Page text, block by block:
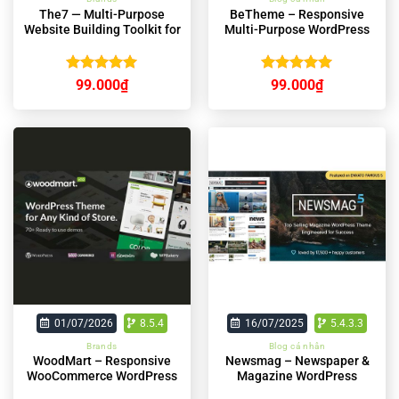
The7 — Multi-Purpose
Website Building Toolkit for
Được xếp
5.00
5 sao
99.000₫
BeTheme – Responsive
Multi-Purpose WordPress
Được xếp
5.00
5 sao
99.000₫
01/07/2026 8.5.4
Brands
WoodMart – Responsive
WooCommerce WordPress
16/07/2025 5.4.3.3
Blog cá nhân
Newsmag – Newspaper &
Magazine WordPress